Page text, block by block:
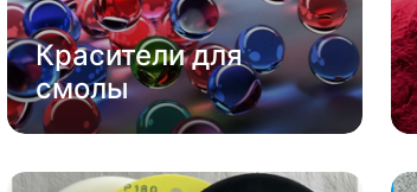
Красители для
смолы